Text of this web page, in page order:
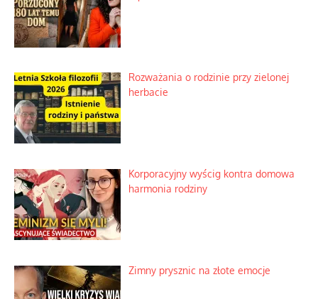
Rozważania o rodzinie przy zielonej
herbacie
Korporacyjny wyścig kontra domowa
harmonia rodziny
Zimny prysznic na złote emocje